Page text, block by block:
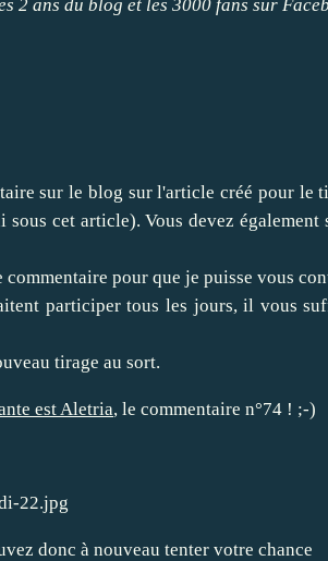
2 ans du blog et les 3000 fans sur
sur le blog sur l'article créé pour le
cet article). Vous devez également
pour que je puisse vous
participer tous les jours, il vous
tirage au sort.
est Aletria, le commentaire n°74 ! ;-)
donc à nouveau tenter votre chance